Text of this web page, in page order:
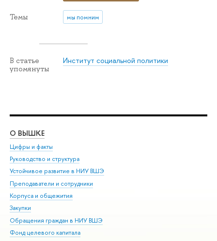
Темы мы помним
В статье
упомянуты
Институт социальной политики
О ВЫШКЕ
Цифры и факты
Руководство и структура
Устойчивое развитие в НИУ ВШЭ
Преподаватели и сотрудники
Корпуса и общежития
Закупки
Обращения граждан в НИУ ВШЭ
Фонд целевого капитала